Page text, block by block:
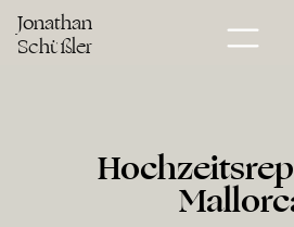
Jonathan
Schüßler